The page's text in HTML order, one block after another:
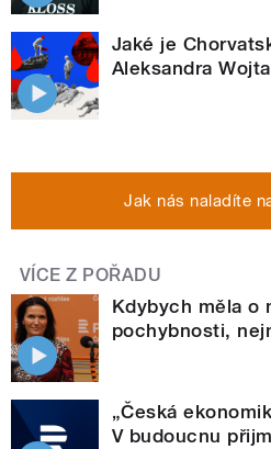
Jaké je
Aleksandra
Jak nás naladíte
VÍCE Z POŘADU
Kdybych měla o
pochybnosti,
„Česká
V budoucnu